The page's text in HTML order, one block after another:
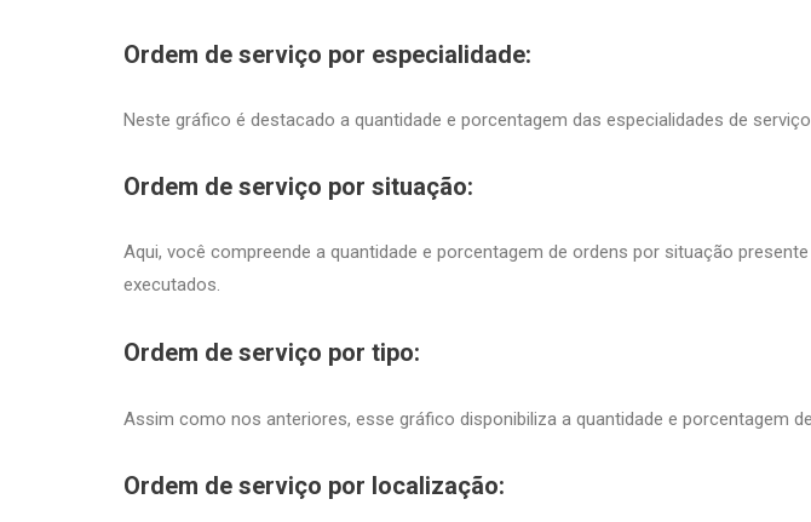
Ordem de serviço por especialidade:
Neste gráfico é destacado a quantidade e porcentagem das especialidades de
Ordem de serviço por situação:
Aqui, você compreende a quantidade e porcentagem de ordens por situação
executados.
Ordem de serviço por tipo:
Assim como nos anteriores, esse gráfico disponibiliza a quantidade e porcentagem
Ordem de serviço por localização: